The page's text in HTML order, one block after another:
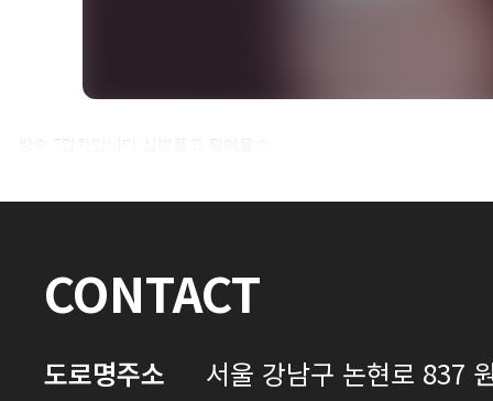
셀카후기 전체 내용은
쌍수 7일차입니다 실밥풀고 왔어욯ㅎ
CONTACT
도로명주소
서울 강남구 논현로 837